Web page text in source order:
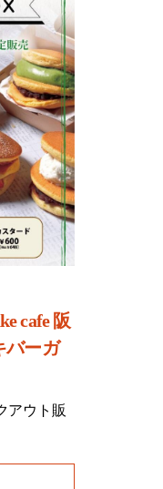
cafe 阪
バーガ
アウト販